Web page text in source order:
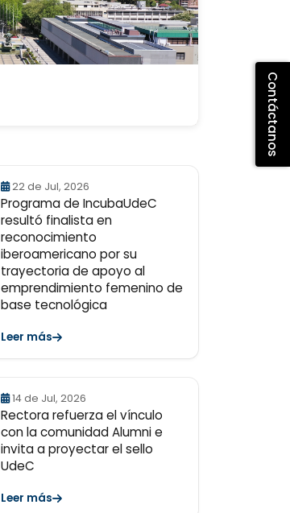
22 de Jul, 2026
Programa de IncubaUdeC
resultó finalista en
reconocimiento
iberoamericano por su
trayectoria de apoyo al
emprendimiento femenino de
base tecnológica
Leer más
14 de Jul, 2026
Rectora refuerza el vínculo
con la comunidad Alumni e
invita a proyectar el sello
UdeC
Leer más
Contáctanos